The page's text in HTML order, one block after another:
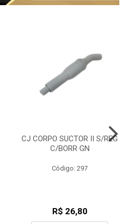
CJ CORPO SUCTOR II S/REG
C/BORR GN
Código: 297
R$ 26,80